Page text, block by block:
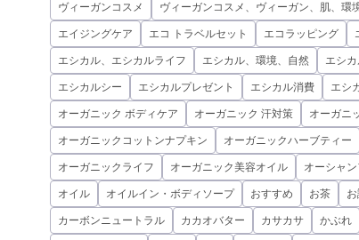
ヴィーガンコスメ ヴィーガンコスメ、ヴィーガン、肌、環
エイジングケア エコ トラベルセット エコラッピング
エシカル、エシカルライフ エシカル、環境、自然 エシカ
エシカルシー エシカルプレゼント エシカル消費 エシ
オーガニック ボディケア オーガニック 汗対策 オーガニ
オーガニックコットンナプキン オーガニックハーブティー
オーガニックライフ オーガニック美容オイル オーシャ
オイル オイルイン・ボディソープ おすすめ お茶
カーボンニュートラル カカオバター カサカサ かぶれ